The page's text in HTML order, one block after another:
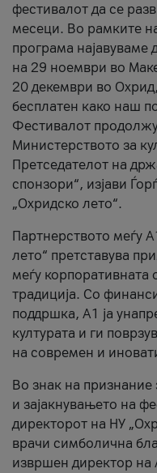
фестивалот да се
месеци. Во рамките
програма најавуваме
на 29 ноември во
20 декември во
бесплатен како наш
Фестивалот
Министерството за
Претседателот на
спонзори“, изјави
„Охридско лето“.
Партнерството меѓу
лето“ претставува
меѓу корпоративната
традиција. Со
поддршка, A1 ја
културата и ги
на современ и
Во знак на
и зајакнувањето на
директорот на НУ
врачи симболична
извршен директор на